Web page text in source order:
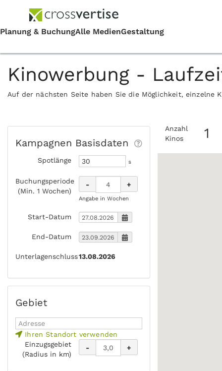
Kinowerbung -
Auf der nächsten Seite haben Sie die Möglichkeit, einzelne
Kampagnen Basisdaten
Spotlänge s
Buchungsperiode
(Min. 1 Wochen)
- +
Angabe in Wochen
Start-Datum
End-Datum
Unterlagenschluss13.08.2026
Gebiet
Ihren Standort verwenden
Einzugsgebiet
(Radius in km)
- +
Anzahl
Kinos
1